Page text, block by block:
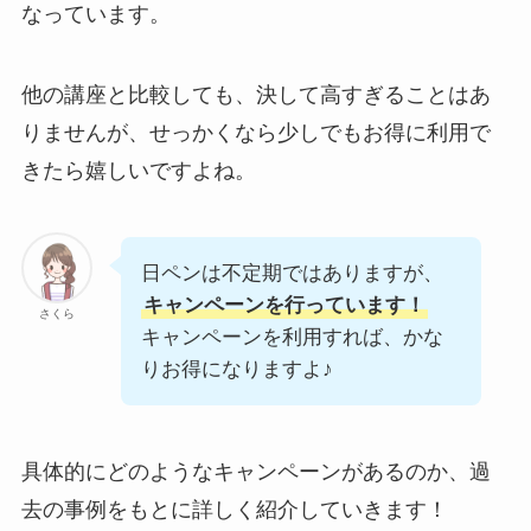
なっています。
他の講座と比較しても、決して高すぎることはあ
りませんが、せっかくなら少しでもお得に利用で
きたら嬉しいですよね。
さくら
日ペンは不定期ではありますが、
キャンペーンを行っています！
キャンペーンを利用すれば、かな
りお得になりますよ♪
具体的にどのようなキャンペーンがあるのか、過
去の事例をもとに詳しく紹介していきます！